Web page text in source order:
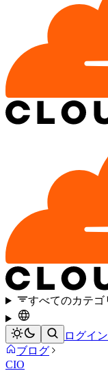
すべてのカテゴ
ログイン
ブログ
CIO